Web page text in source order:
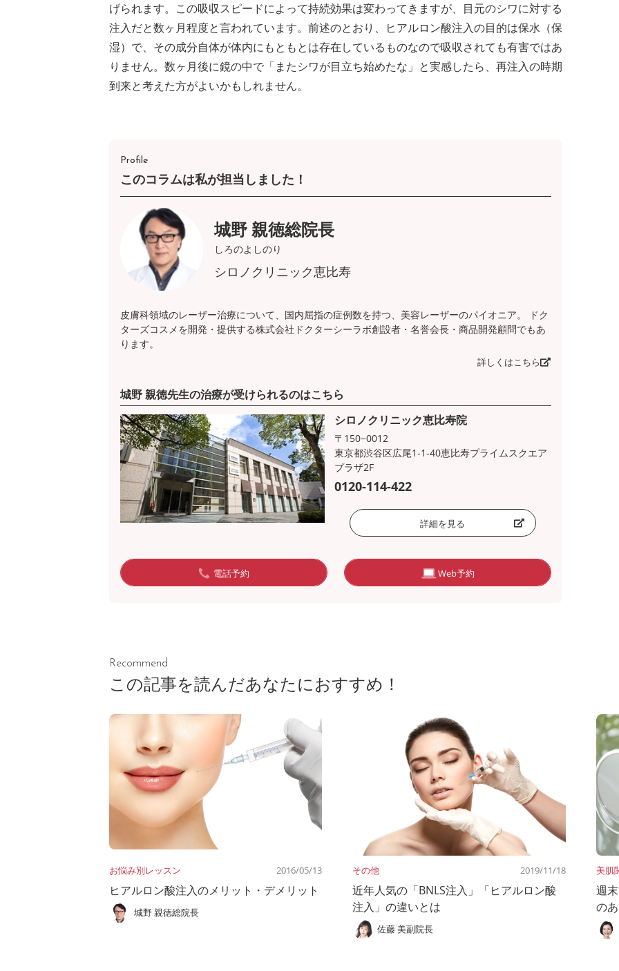
げられます。この吸収スピードによって持続効果は変わってきますが、目元のシワに対する
注入だと数ヶ月程度と言われています。前述のとおり、ヒアルロン酸注入の目的は保水（保
湿）で、その成分自体が体内にもともとは存在しているものなので吸収されても有害ではあ
りません。数ヶ月後に鏡の中で「またシワが目立ち始めたな」と実感したら、再注入の時期
到来と考えた方がよいかもしれません。
Profile
このコラムは私が担当しました！
城野 親徳総院長
しろのよしのり
シロノクリニック恵比寿
皮膚科領域のレーザー治療について、国内屈指の症例数を持つ、美容レーザーのパイオニア。 ドク
ターズコスメを開発・提供する株式会社ドクターシーラボ創設者・名誉会長・商品開発顧問でもあ
ります。
詳しくはこちら
城野 親徳先生の治療が受けられるのはこちら
シロノクリニック恵比寿院
〒150−0012
東京都渋谷区広尾1-1-40恵比寿プライムスクエア
プラザ2F
0120-114-422
詳細を見る
電話予約 Web予約
Recommend
この記事を読んだあなたにおすすめ！
お悩み別レッスン 2016/05/13
ヒアルロン酸注入のメリット・デメリット
城野 親徳総院長
その他 2019/11/18
近年人気の「BNLS注入」「ヒアルロン酸
注入」の違いとは
佐藤 美副院長
美肌
週
の